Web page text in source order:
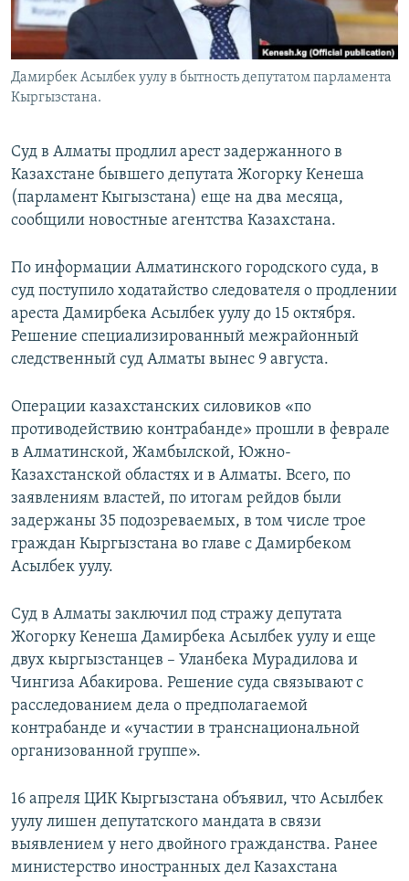
Дамирбек Асылбек уулу в бытность депутатом парламента
Кыргызстана.
Суд в Алматы продлил арест задержанного в
Казахстане бывшего депутата Жогорку Кенеша
(парламент Кыгызстана) еще на два месяца,
сообщили новостные агентства Казахстана.
По информации Алматинского городского суда, в
суд поступило ходатайство следователя о продлении
ареста Дамирбека Асылбек уулу до 15 октября.
Решение специализированный межрайонный
следственный суд Алматы вынес 9 августа.
Операции казахстанских силовиков «по
противодействию контрабанде» прошли в феврале
в Алматинской, Жамбылской, Южно-
Казахстанской областях и в Алматы. Всего, по
заявлениям властей, по итогам рейдов были
задержаны 35 подозреваемых, в том числе трое
граждан Кыргызстана во главе с Дамирбеком
Асылбек уулу.
Суд в Алматы заключил под стражу депутата
Жогорку Кенеша Дамирбека Асылбек уулу и еще
двух кыргызстанцев – Уланбека Мурадилова и
Чингиза Абакирова. Решение суда связывают с
расследованием дела о предполагаемой
контрабанде и «участии в транснациональной
организованной группе».
16 апреля ЦИК Кыргызстана объявил, что Асылбек
уулу лишен депутатского мандата в связи
выявлением у него двойного гражданства. Ранее
министерство иностранных дел Казахстана